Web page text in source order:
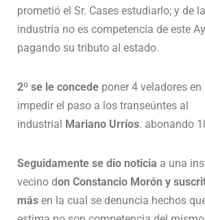
prometió el Sr. Cases estudiarlo; y de
industria no es competencia de este
pagando su tributo al estado.
2º se le concede poner 4 veladores
impedir el paso a los transeúntes al
industrial
Mariano Urríos. abonando
Seguidamente se dio noticia a una
vecino don Constancio Morón y
más en la cual se denuncia hechos